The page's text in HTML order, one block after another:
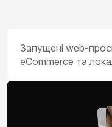
Запущені web-
eCommerce та